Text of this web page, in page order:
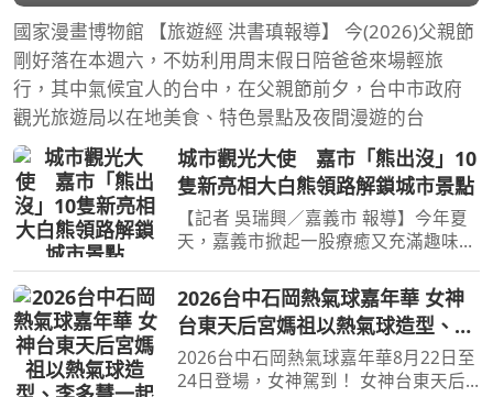
國家漫畫博物館 【旅遊經 洪書瑱報導】 今(2026)父親節
剛好落在本週六，不妨利用周末假日陪爸爸來場輕旅
行，其中氣候宜人的台中，在父親節前夕，台中市政府
觀光旅遊局以在地美食、特色景點及夜間漫遊的台
城市觀光大使 嘉市「熊出沒」10
隻新亮相大白熊領路解鎖城市景點
【記者 吳瑞興／嘉義市 報導】今年夏
天，嘉義市掀起一股療癒又充滿趣味的
SMART經典繪本延伸而來的「大白
熊」，化身最萌城市領航員，陸續現身
嘉義市各大景點。隨著嘉義市長
2026台中石岡熱氣球嘉年華 女神
台東天后宮媽祖以熱氣球造型、李
多慧一起加持助陣
2026台中石岡熱氣球嘉年華8月22日至
24日登場，女神駕到！ 女神台東天后